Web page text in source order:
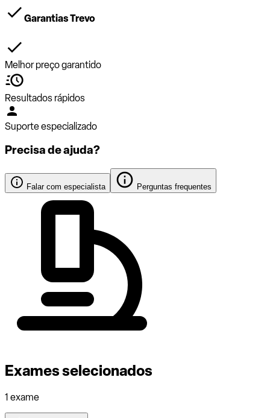
Garantias Trevo
Melhor preço garantido
Resultados rápidos
Suporte especializado
Precisa de ajuda?
Falar com especialista Perguntas frequentes
Exames selecionados
1 exame